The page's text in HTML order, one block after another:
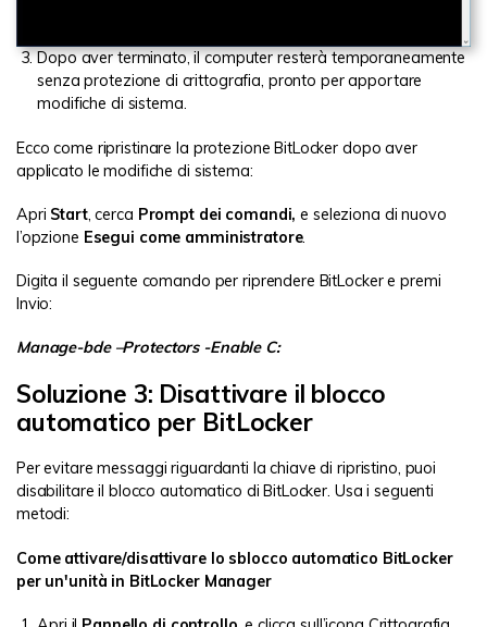
Dopo aver terminato, il computer resterà temporaneamente
senza protezione di crittografia, pronto per apportare
modifiche di sistema.
Ecco come ripristinare la protezione BitLocker dopo aver
applicato le modifiche di sistema:
Apri Start, cerca Prompt dei comandi, e seleziona di nuovo
l’opzione Esegui come amministratore.
Digita il seguente comando per riprendere BitLocker e premi
Invio:
Manage-bde –Protectors -Enable C:
Soluzione 3: Disattivare il blocco
automatico per BitLocker
Per evitare messaggi riguardanti la chiave di ripristino, puoi
disabilitare il blocco automatico di BitLocker. Usa i seguenti
metodi:
Come attivare/disattivare lo sblocco automatico BitLocker
per un'unità in BitLocker Manager